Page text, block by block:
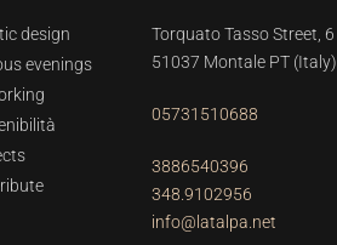
design
evenings
Torquato Tasso Street, 6
51037 Montale PT (Italy)
05731510688
3886540396
348.9102956
info@latalpa.net